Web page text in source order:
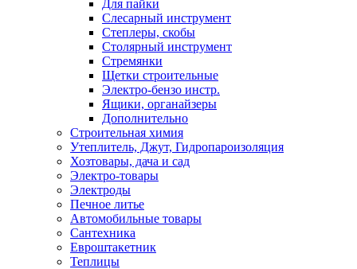
Для пайки
Слесарный инструмент
Степлеры, скобы
Столярный инструмент
Стремянки
Щетки строительные
Электро-бензо инстр.
Ящики, органайзеры
Дополнительно
Строительная химия
Утеплитель, Джут, Гидропароизоляция
Хозтовары, дача и сад
Электро-товары
Электроды
Печное литье
Автомобильные товары
Сантехника
Евроштакетник
Теплицы